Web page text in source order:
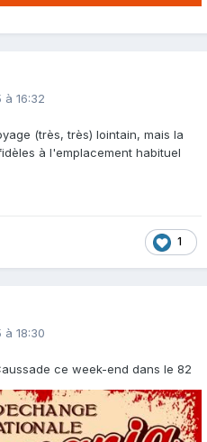
à 16:32
(très, très) lointain, mais la
à l'emplacement habituel
1
à 18:30
ce week-end dans le 82